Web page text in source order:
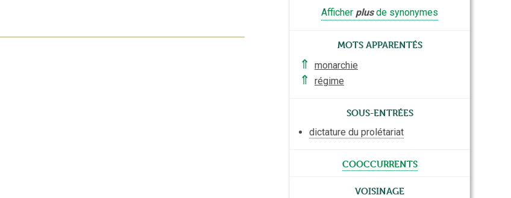
Afficher plusde synonymes
Mots apparentés
⇑
monarchie
⇑ régime
Sous-entrées
dictature du prolétariat
cooccurrents
Voisinage